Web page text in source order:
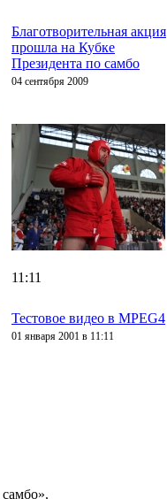
Благотворительная акция
прошла на Кубке
Президента по самбо
04 сентября 2009
11:11
Тестовое видео в MPEG4
01 января 2001 в 11:11